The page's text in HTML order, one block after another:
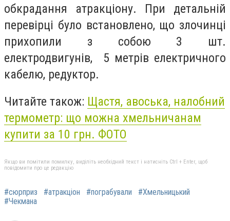
обкрадання атракціону. При детальній
перевірці було встановлено, що злочинці
прихопили з собою 3 шт.
електродвигунів, 5 метрів електричного
кабелю, редуктор.
Читайте також: Щастя, авоська, налобний
термометр: що можна хмельничанам
купити за 10 грн. ФОТО
Якщо ви помітили помилку, виділіть необхідний текст і натисніть Ctrl + Enter, щоб
повідомити про це редакцію
#сюрприз #атракціон #пограбували
#Хмельницький
#Чекмана